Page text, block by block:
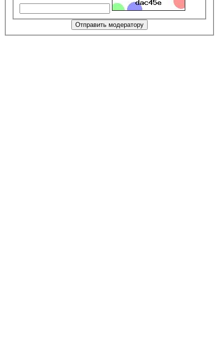
Отправить модератору